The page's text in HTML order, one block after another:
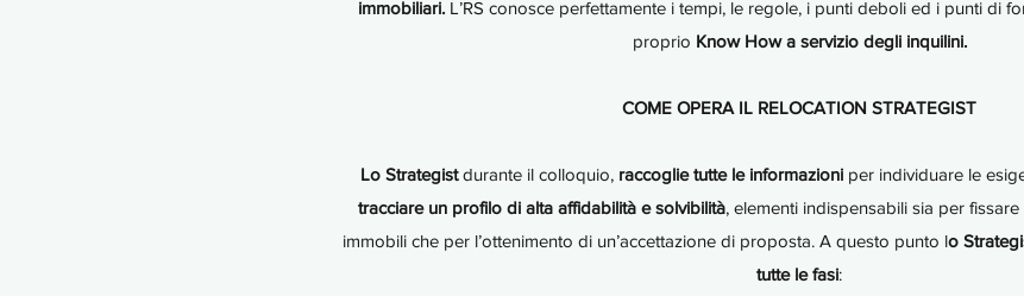
immobiliari. L’RS conosce perfettamente i tempi, le regole, i punti deboli ed i punti di
proprio Know How a servizio degli inquilini.
COME OPERA IL RELOCATION STRATEGIST
Lo Strategistdurante il colloquio, raccoglie tutte le informazioni per individuare le
tracciare un profilo di alta affidabilità e solvibilità, elementi indispensabili sia per
immobili che per l’ottenimento di un’accettazione di proposta. A questo punto lo
tutte le fasi: